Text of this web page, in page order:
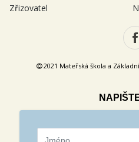
Zřizovatel
2021 Mateřská škola a